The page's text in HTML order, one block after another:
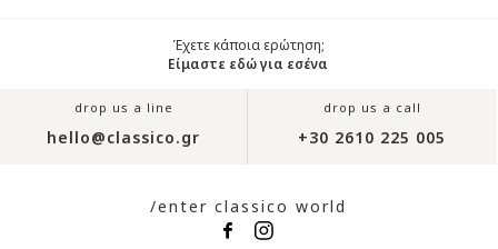
Έχετε κάποια ερώτηση;
Είμαστε εδώ για εσένα
drop us a line
hello@classico.gr
drop us a call
+30 2610 225 005
/enter classico world